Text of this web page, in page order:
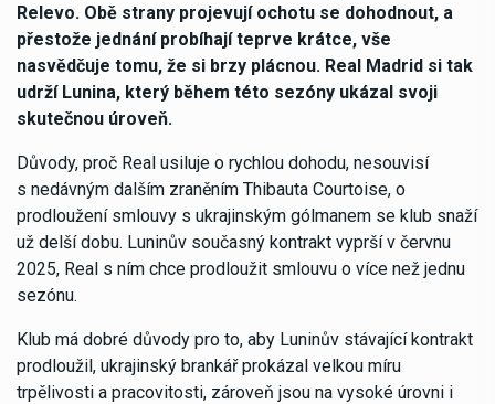
Relevo. Obě strany projevují ochotu se dohodnout, a
přestože jednání probíhají teprve krátce, vše
nasvědčuje tomu, že si brzy plácnou. Real Madrid si tak
udrží Lunina, který během této sezóny ukázal svoji
skutečnou úroveň.
Důvody, proč Real usiluje o rychlou dohodu, nesouvisí
s nedávným dalším zraněním Thibauta Courtoise, o
prodloužení smlouvy s ukrajinským gólmanem se klub snaží
už delší dobu. Luninův současný kontrakt vyprší v červnu
2025, Real s ním chce prodloužit smlouvu o více než jednu
sezónu.
Klub má dobré důvody pro to, aby Luninův stávající kontrakt
prodloužil, ukrajinský brankář prokázal velkou míru
trpělivosti a pracovitosti, zároveň jsou na vysoké úrovni i